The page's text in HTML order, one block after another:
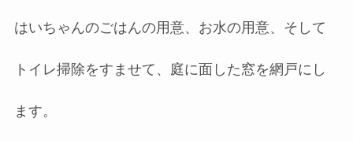
はいちゃんのごはんの用意、お水の用意、そして
トイレ掃除をすませて、庭に面した窓を網戸にし
ます。